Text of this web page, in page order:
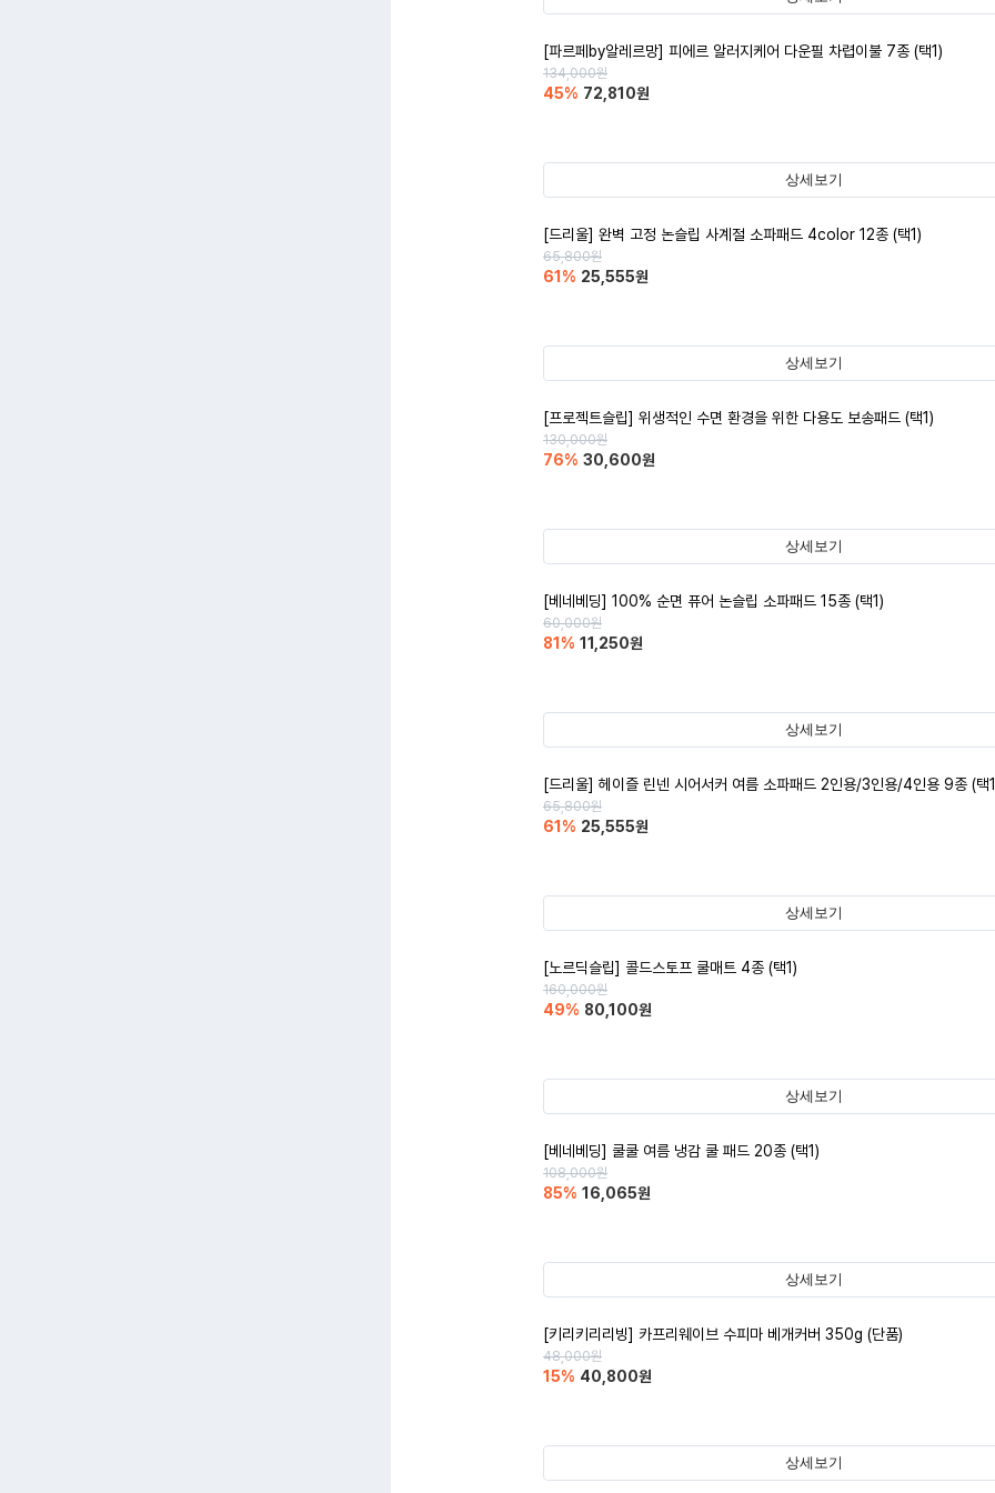
[파르페by알레르망] 피에르 알러지케어 다운필 차렵이불 7종 (택1)
134,000원
45% 72,810원
상세보기
[드리울] 완벽 고정 논슬립 사계절 소파패드 4color 12종 (택1)
65,800원
61 % 25,555원
상세보기
[프로젝트슬립] 위생적인 수면 환경을 위한 다용도 보송패드 (택1)
130,000원
76% 30,600원
상세보기
[베네베딩] 100% 순면 퓨어 논슬립 소파패드 15종 (택1)
60,000원
81 % 11,250원
상세보기
[드리울] 헤이즐 린넨 시어서커 여름 소파패드 2인용/3인용/4인용 9종 (택
65,800원
61 % 25,555원
상세보기
[노르딕슬립] 콜드스토프 쿨매트 4종 (택1)
160,000원
49% 80,100원
상세보기
[베네베딩] 쿨쿨 여름 냉감 쿨 패드 20종 (택1)
108,000원
85% 16,065원
상세보기
[키리키리리빙] 카프리웨이브 수피마 베개커버 350g (단품)
48,000원
15% 40,800원
상세보기